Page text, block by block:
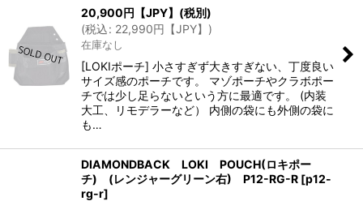
20,900円【JPY】 (税別)
(税込: 22,990円【JPY】 )
在庫なし
[LOKIポーチ] 小さすぎず大きすぎない、丁度良い
サイズ感のポーチです。 マゾポーチやクラボポー
チでは少し足らないという方に最適です。 (内装
大工、リモデラーなど） 内側の袋にも外側の袋に
も…
DIAMONDBACK LOKI POUCH(ロキポー
チ) (レンジャーグリーン右) P12-RG-R [p12-
rg-r]